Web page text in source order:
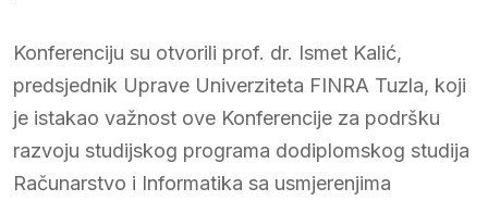
Konferenciju su otvorili prof. dr. Ismet Kalić,
predsjednik Uprave Univerziteta FINRA Tuzla, koji
je istakao važnost ove Konferencije za podršku
razvoju studijskog programa dodiplomskog studija
Računarstvo i Informatika sa usmjerenjima